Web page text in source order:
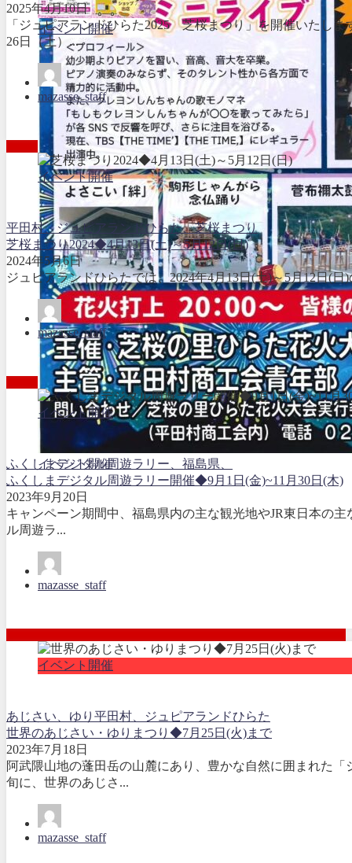
イベント開催
イベント開催
2025年4月10日
「ジュピアランドひらた2025 芝桜まつり」を開催いたし
26日（土）...
mazasse_staff
イベント開催
平田村、ジュピアランドひらた、芝桜まつり
芝桜まつり2024◆4月13日(土)～5月12日(日)
2024年5月6日
ジュピアランドひらたでは、2024年4月13日(土)～5月12日(
mazasse_staff
イベント開催
ふくしまデジタル周遊ラリー、福島県、
ふくしまデジタル周遊ラリー開催◆9月1日(金)~11月30日(木)
2023年9月20日
キャンペーン期間中、福島県内の主な観光地やJR東日本の
ル周遊ラ...
mazasse_staff
イベント開催
あじさい、ゆり 平田村、ジュピアランドひらた
世界のあじさい・ゆりまつり◆7月25日(火)まで
2023年7月18日
阿武隈山地の蓬田岳の山麓にあり、豊かな自然に囲まれた
旬に、世界のあじさ...
mazasse_staff